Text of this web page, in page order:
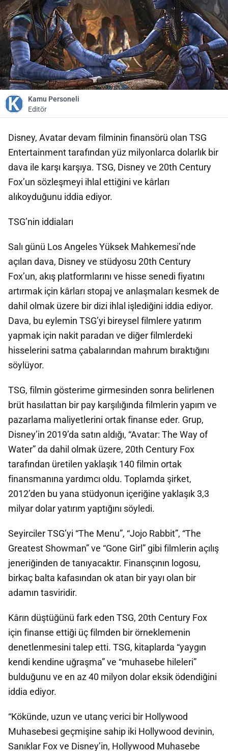
Kamu Personeli
Editör
Disney, Avatar devam filminin finansörü olan TSG
Entertainment tarafından yüz milyonlarca dolarlık bir
dava ile karşı karşıya. TSG, Disney ve 20th Century
Fox’un sözleşmeyi ihlal ettiğini ve kârları
alıkoyduğunu iddia ediyor.
TSG’nin iddiaları
Salı günü Los Angeles Yüksek Mahkemesi’nde
açılan dava, Disney ve stüdyosu 20th Century
Fox’un, akış platformlarını ve hisse senedi fiyatını
artırmak için kârları stopaj ve anlaşmaları kesmek de
dahil olmak üzere bir dizi ihlal işlediğini iddia ediyor.
Dava, bu eylemin TSG’yi bireysel filmlere yatırım
yapmak için nakit paradan ve diğer filmlerdeki
hisselerini satma çabalarından mahrum bıraktığını
söylüyor.
TSG, filmin gösterime girmesinden sonra belirlenen
brüt hasılattan bir pay karşılığında filmlerin yapım ve
pazarlama maliyetlerini ortak finanse eder. Grup,
Disney’in 2019’da satın aldığı, “Avatar: The Way of
Water” da dahil olmak üzere, 20th Century Fox
tarafından üretilen yaklaşık 140 filmin ortak
finansmanına yardımcı oldu. Toplamda şirket,
2012’den bu yana stüdyonun içeriğine yaklaşık 3,3
milyar dolar yatırım yaptığını söyledi.
Seyirciler TSG’yi “The Menu”, “Jojo Rabbit”, “The
Greatest Showman” ve “Gone Girl” gibi filmlerin açılış
jeneriğinden de tanıyacaktır. Finansçının logosu,
birkaç balta kafasından ok atan bir yayı olan bir
adamın tasviridir.
Kârın düştüğünü fark eden TSG, 20th Century Fox
için finanse ettiği üç filmden bir örneklemenin
denetlenmesini talep etti. TSG, kitaplarda “yaygın
kendi kendine uğraşma” ve “muhasebe hileleri”
bulduğunu ve en az 40 milyon dolar eksik ödendiğini
iddia ediyor.
“Kökünde, uzun ve utanç verici bir Hollywood
Muhasebesi geçmişine sahip iki Hollywood devinin,
Sanıklar Fox ve Disney’in, Hollywood Muhasebe